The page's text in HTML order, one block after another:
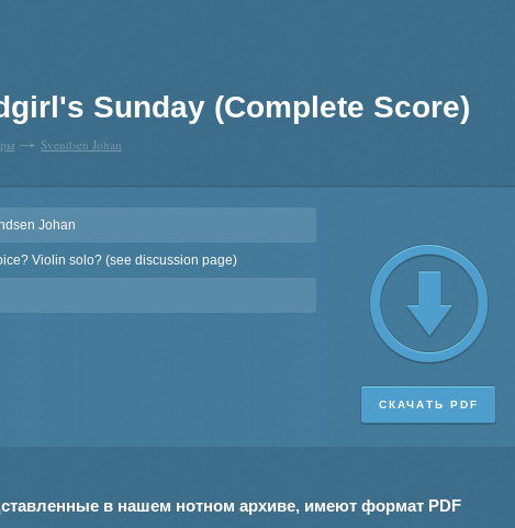
Sunday (Complete Score)
Svendsen Johan
Johan
Violin solo? (see discussion page)
СКАЧАТЬ PDF
в нашем нотном архиве, имеют формат PDF